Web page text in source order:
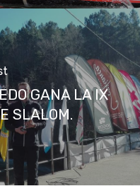
GANA LA IX
SLALOM.